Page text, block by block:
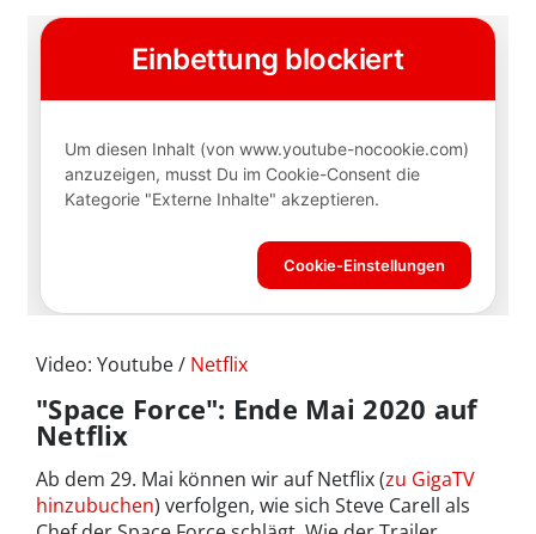
Video: Youtube / Netflix
"Space Force": Ende Mai 2020 auf
Netflix
Ab dem 29. Mai können wir auf Netflix (zu GigaTV
hinzubuchen) verfolgen, wie sich Steve Carell als